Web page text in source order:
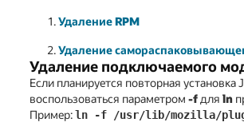
Удаление RPM
Удаление
Удаление подключаемого
Если планируется повторная
воспользоваться параметром -fдля ln
Пример:ln -f /usr/lib/mozilla/